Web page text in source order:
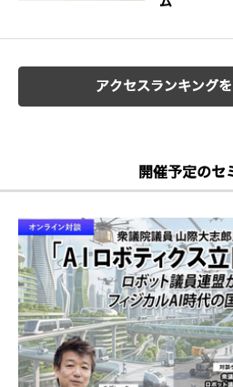
アクセスランキング
開催予定のセ